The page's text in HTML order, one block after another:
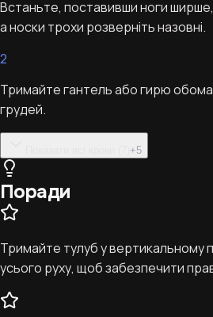
Встаньте, поставивши ноги
а носки трохи розверніть назовні.
2
Тримайте гантель або гирю
грудей.
+5
Поради
Тримайте тулуб у вертикальному
усього руху, щоб забезпечити